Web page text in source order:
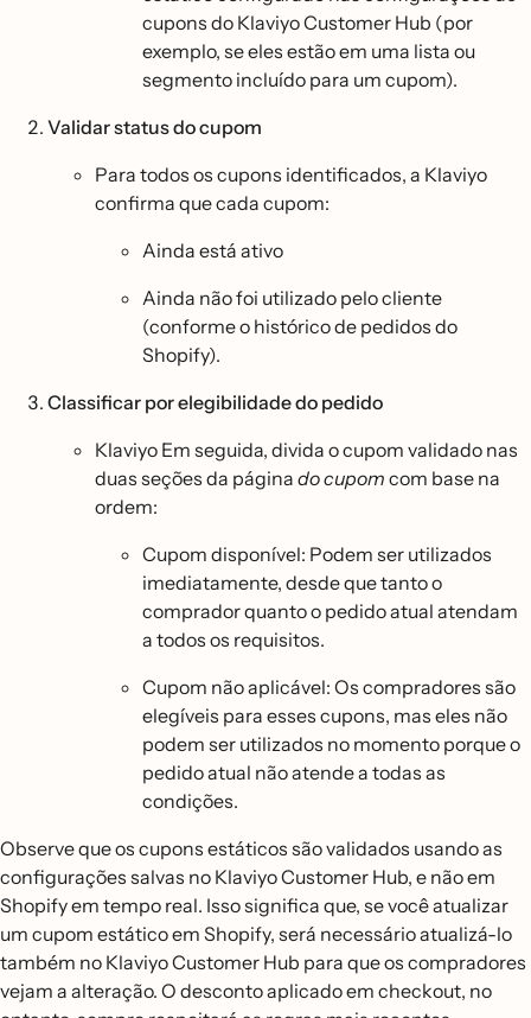
cupons do Klaviyo Customer Hub (por
exemplo, se eles estão em uma lista ou
segmento incluído para um cupom).
Validar status do cupom
Para todos os cupons identificados, a Klaviyo
confirma que cada cupom:
Ainda está ativo
Ainda não foi utilizado pelo cliente
(conforme o histórico de pedidos do
Shopify).
Classificar por elegibilidade do pedido
Klaviyo Em seguida, divida o cupom validado nas
duas seções da página do cupom com base na
ordem:
Cupom disponível: Podem ser utilizados
imediatamente, desde que tanto o
comprador quanto o pedido atual atendam
a todos os requisitos.
Cupom não aplicável: Os compradores são
elegíveis para esses cupons, mas eles não
podem ser utilizados no momento porque o
pedido atual não atende a todas as
condições.
Observe que os cupons estáticos são validados usando as
configurações salvas no Klaviyo Customer Hub, e não em
Shopify em tempo real. Isso significa que, se você atualizar
um cupom estático em Shopify, será necessário atualizá-lo
também no Klaviyo Customer Hub para que os compradores
vejam a alteração. O desconto aplicado em checkout, no